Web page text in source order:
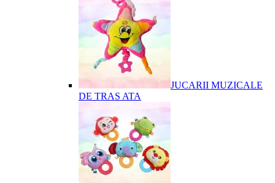
JUCARII MUZICALE
DE TRAS ATA